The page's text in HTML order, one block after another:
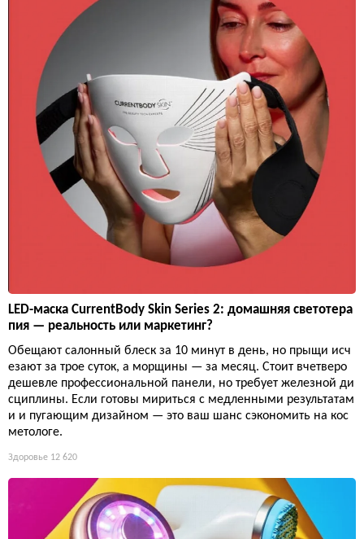
LED-маска CurrentBody Skin Series 2: домашняя светотера
пия — реальность или маркетинг?
Обещают салонный блеск за 10 минут в день, но прыщи исч
езают за трое суток, а морщины — за месяц. Стоит вчетверо
дешевле профессиональной панели, но требует железной ди
сциплины. Если готовы мириться с медленными результатам
и и пугающим дизайном — это ваш шанс сэкономить на кос
метологе.
Здоровье 12 620